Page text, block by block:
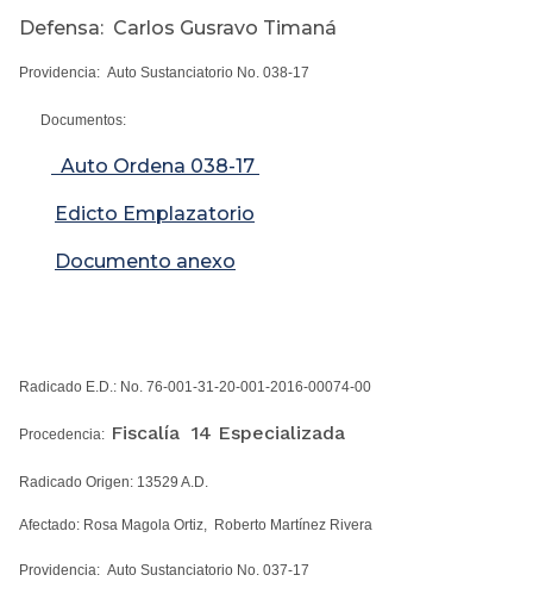
Defensa: Carlos Gusravo Timaná
Providencia: Auto Sustanciatorio No. 038-17
Documentos:
Auto Ordena 038-17
Edicto Emplazatorio
Documento anexo
Radicado E.D.: No. 76-001-31-20-001-2016-00074-00
Procedencia: Fiscalía 14 Especializada
Radicado Origen: 13529 A.D.
Afectado: Rosa Magola Ortiz, Roberto Martínez Rivera
Providencia: Auto Sustanciatorio No. 037-17